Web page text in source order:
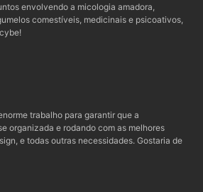
envolvendo a micologia amadora,
comestíveis, medicinais e psicoativos,
trabalho para garantir que a
organizada e rodando com as melhores
e todas outras necessidades. Gostaria de